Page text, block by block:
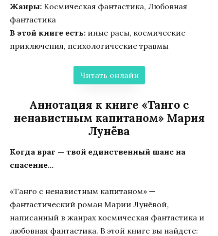
Жанры: Космическая фантастика, Любовная
фантастика
В этой книге есть: иные расы, космические
приключения, психологические травмы
Читать онлайн
Аннотация к книге «Танго с
ненавистным капитаном» Мария
Лунёва
Когда враг — твой единственный шанс на
спасение…
«Танго с ненавистным капитаном» —
фантастический роман Марии Лунёвой,
написанный в жанрах космическая фантастика и
любовная фантастика. В этой книге вы найдете: